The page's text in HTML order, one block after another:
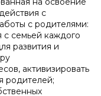
с
с родителями:
с семьей каждого
развития и
активизировать
родителей;